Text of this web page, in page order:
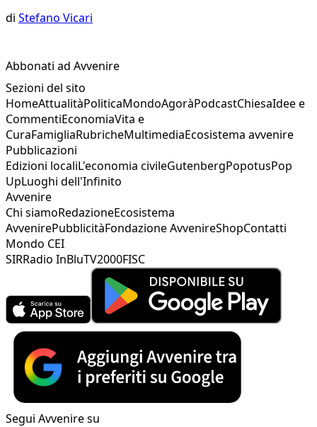
di Stefano Vicari
Abbonati ad Avvenire
Sezioni del sito
HomeAttualitàPoliticaMondoAgoràPodcastChiesaIdee e
CommentiEconomiaVita e
CuraFamigliaRubricheMultimediaEcosistema avvenire
Pubblicazioni
Edizioni localiL'economia civileGutenbergPopotusPop
UpLuoghi dell'Infinito
Avvenire
Chi siamoRedazioneEcosistema
AvvenirePubblicitàFondazione AvvenireShopContatti
Mondo CEI
SIRRadio InBluTV2000FISC
Segui Avvenire su